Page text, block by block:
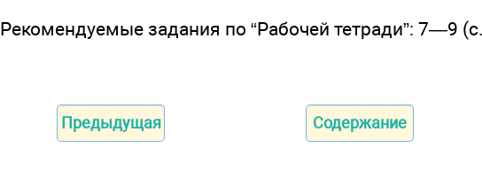
Рекомендуемые задания по “Рабочей тетради”: 7—9
Предыдущая Содержание